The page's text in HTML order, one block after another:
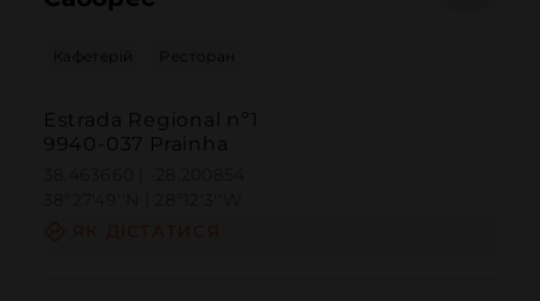
Кафетерій Ресторан
Estrada Regional nº1
9940-037 Prainha